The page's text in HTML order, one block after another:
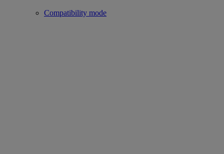
Compatibility mode